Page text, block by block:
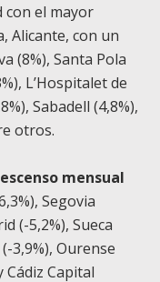
con el mayor
Alicante, con un
(8%), Santa Pola
L’Hospitalet de
Sabadell (4,8%),
otros.
mensual
Segovia
(-5,2%), Sueca
3,9%), Ourense
Cádiz Capital